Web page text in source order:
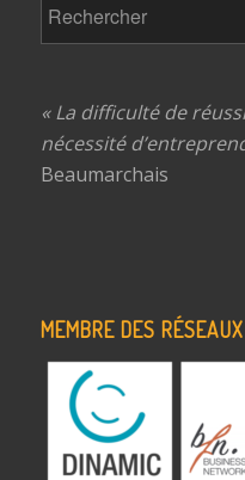
« La difficulté de
nécessité
Beaumarchais
MEMBRE DES RÉSEAUX